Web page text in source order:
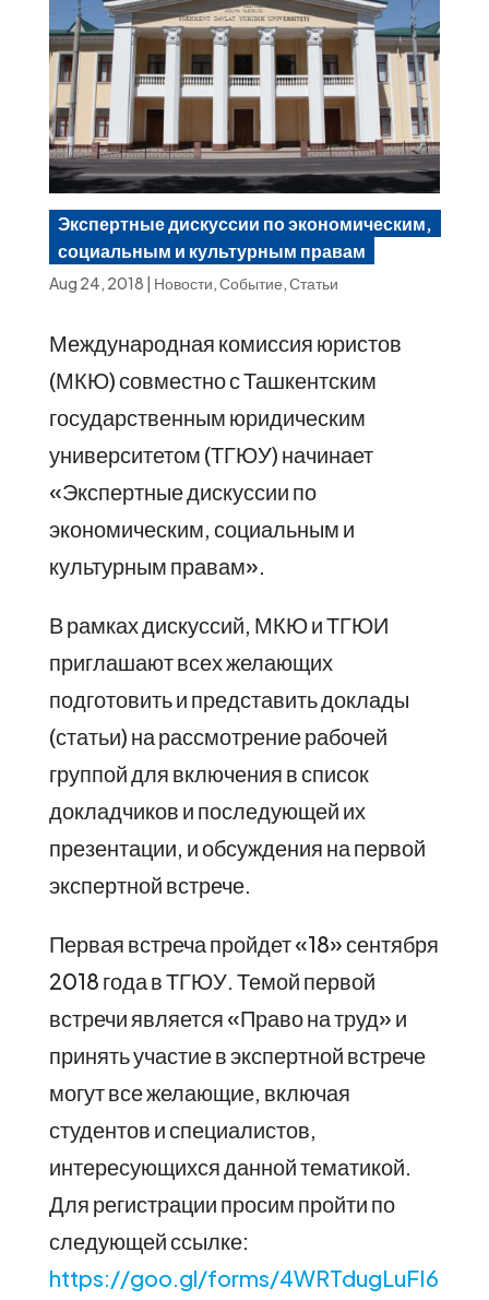
Экспертные дискуссии по экономическим,
социальным и культурным правам
Aug 24, 2018 | Новости,Событие,Статьи
Международная комиссия юристов
(МКЮ) совместно с Ташкентским
государственным юридическим
университетом (ТГЮУ) начинает
«Экспертные дискуссии по
экономическим, социальным и
культурным правам».
В рамках дискуссий, МКЮ и ТГЮИ
приглашают всех желающих
подготовить и представить доклады
(статьи) на рассмотрение рабочей
группой для включения в список
докладчиков и последующей их
презентации, и обсуждения на первой
экспертной встрече.
Первая встреча пройдет «18» сентября
2018 года в ТГЮУ. Темой первой
встречи является «Право на труд» и
принять участие в экспертной встрече
могут все желающие, включая
студентов и специалистов,
интересующихся данной тематикой.
Для регистрации просим пройти по
следующей ссылке:
https://goo.gl/forms/4WRTdugLuFI6